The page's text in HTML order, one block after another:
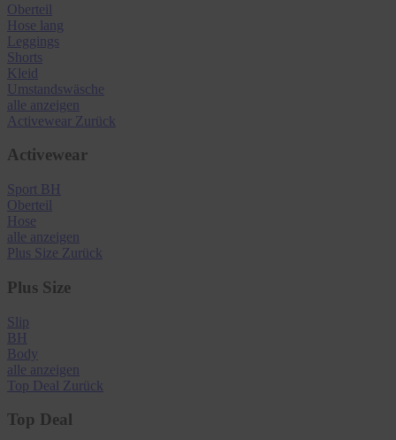
Oberteil
Hose lang
Leggings
Shorts
Kleid
Umstandswäsche
alle anzeigen
Activewear Zurück
Activewear
Sport BH
Oberteil
Hose
alle anzeigen
Plus Size Zurück
Plus Size
Slip
BH
Body
alle anzeigen
Top Deal Zurück
Top Deal